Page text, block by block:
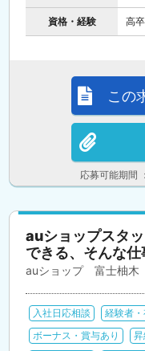
資格・経験 高
応募可能期間
この
auショップスタ
できる、そんな仕
auショップ 富士柚木
入社日応相談 経験者
ボーナス・賞与あり
昇